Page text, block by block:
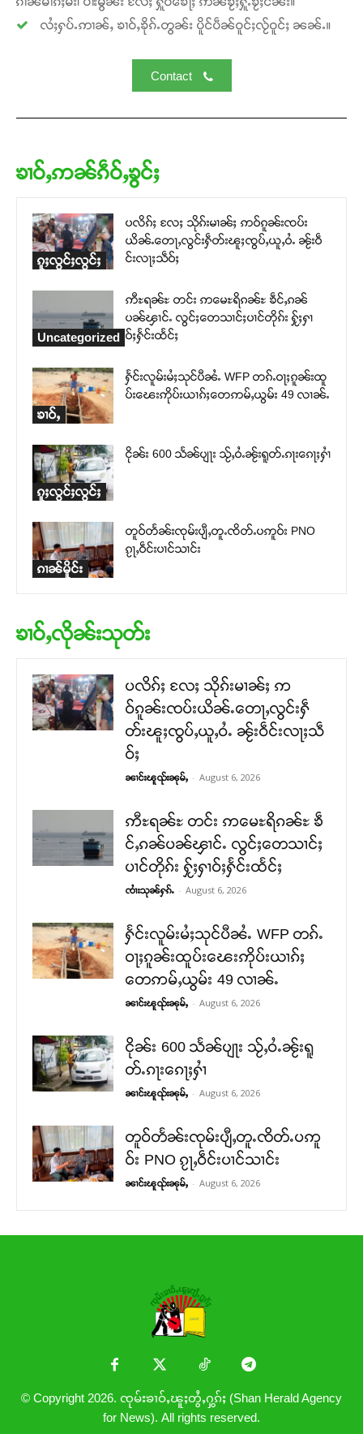
လႆႈႁပ်ႉဢၢၼ်ႇ ၶၢဝ်ႇၶိုၵ်ႉတွၼ်း ပိူင်ပဵၼ်ဝူင်ႈလႂ်ဝူင်ႈ ၼၼ်ႉ။
Contact
ၶၢဝ်ႇဢၼ်ၵဵဝ်ႇၶွင်ႈ
ၵူႈလွင်ႈလွင်ႈ
ပလိၵ်ႈ လႄႈ သိုၵ်းမၢၼ်ႈ ဢဝ်ၵူၼ်းၸပ်း
ယိၼ်ႉတေႃႇလွင်းႁဵတ်းၽူႈၸွပ်ႇယူႇဝႆႉ ၼႂ်းဝဵ
င်းလႃႈသဵဝ်ႈ
Uncategorized
ဢီႊရၼ်ႊ တင်း ဢမေႊရိၵၼ်ႊ ၶဵင်ႇၵၼ်
ပၼ်ၾၢင်ႉ လွင်ႈတေသၢင်ႈပၢင်တိုၵ်း ႁႂ်ႈႁၢ
ဝ်ႈႁႅင်းထႅင်ႈ
ၶၢဝ်ႇ
ႁႅင်းလူမ်းမႆႈသုင်ပီၼႆႉ WFP တၵ်ႉဝႃႈၵူၼ်းထူ
ပ်းၽေးဢိုပ်းယၢၵ်ႈတေဢမ်ႇယွမ်း 49 လၢၼ်ႉ
ၵူႈလွင်ႈလွင်ႈ
ငိုၼ်း 600 သႅၼ်ပျႃး သႂ်ႇဝႆႉၼႂ်းရူတ်ႉၵႃးၵေႃႈႁၢႆ
ၵၢၼ်မိူင်း
တူဝ်တႅၼ်းၸုမ်းပျီႇတူႉၸိတ်ႉပဢူဝ်း PNO
ၵႂႃႇဝဵင်းပၢင်သၢင်း
ၶၢဝ်ႇလိုၼ်းသုတ်း
ပလိၵ်ႈ လႄႈ သိုၵ်းမၢၼ်ႈ ဢ
ဝ်ၵူၼ်းၸပ်းယိၼ်ႉတေႃႇလွင်းႁဵ
တ်းၽူႈၸွပ်ႇယူႇဝႆႉ ၼႂ်းဝဵင်းလႃႈသဵ
ဝ်ႈ
ၼၢင်းၽူၺ်းၼုမ်ႇ - August 6, 2026
ဢီႊရၼ်ႊ တင်း ဢမေႊရိၵၼ်ႊ ၶဵ
င်ႇၵၼ်ပၼ်ၾၢင်ႉ လွင်ႈတေသၢင်ႈ
ပၢင်တိုၵ်း ႁႂ်ႈႁၢဝ်ႈႁႅင်းထႅင်ႈ
ၸၢႆးသုၼ်ႁၵ်ႉ - August 6, 2026
ႁႅင်းလူမ်းမႆႈသုင်ပီၼႆႉ WFP တၵ်ႉ
ဝႃႈၵူၼ်းထူပ်းၽေးဢိုပ်းယၢၵ်ႈ
တေဢမ်ႇယွမ်း 49 လၢၼ်ႉ
ၼၢင်းၽူၺ်းၼုမ်ႇ - August 6, 2026
ငိုၼ်း 600 သႅၼ်ပျႃး သႂ်ႇဝႆႉၼႂ်းရူ
တ်ႉၵႃးၵေႃႈႁၢႆ
ၼၢင်းၽူၺ်းၼုမ်ႇ - August 6, 2026
တူဝ်တႅၼ်းၸုမ်းပျီႇတူႉၸိတ်ႉပဢူ
ဝ်း PNO ၵႂႃႇဝဵင်းပၢင်သၢင်း
ၼၢင်းၽူၺ်းၼုမ်ႇ - August 6, 2026
© Copyright 2026. ၸုမ်းၶၢဝ်ႇၽူႈတွႆႇႁွၵ်ႈ (Shan Herald Agency
for News). All rights reserved.